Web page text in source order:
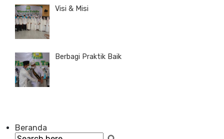
Visi & Misi
Berbagi Praktik Baik
Beranda